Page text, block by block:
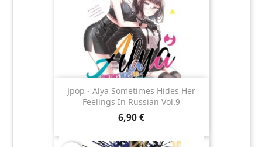
Jpop - Alya Sometimes Hides Her
Feelings In Russian Vol.9
6,90 €